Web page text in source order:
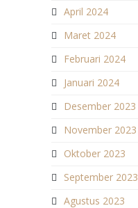
April 2024
Maret 2024
Februari 2024
Januari 2024
Desember 2023
November 2023
Oktober 2023
September 2023
Agustus 2023